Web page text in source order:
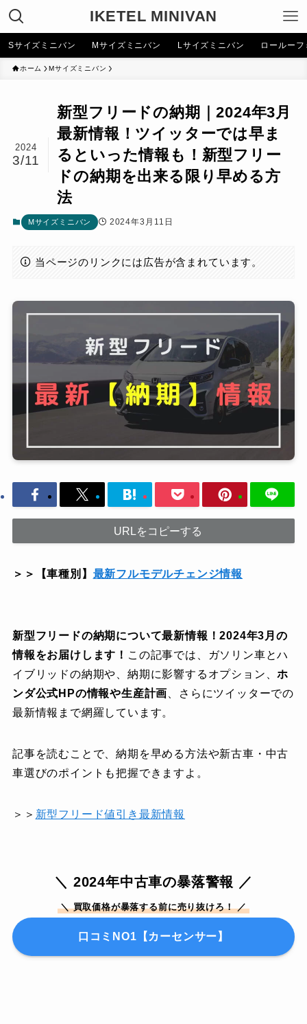
IKETEL MINIVAN
Sサイズミニバン Mサイズミニバン Lサイズミニバン ロールー
ホーム Mサイズミニバン
新型フリードの納期｜2024年3月
最新情報！ツイッターでは早ま
るといった情報も！新型フリー
ドの納期を出来る限り早める方
法
2024
3/11
Mサイズミニバン 2024年3月11日
当ページのリンクには広告が含まれています。
URLをコピーする
＞＞【車種別】 最新フルモデルチェンジ情報
新型フリードの納期について最新情報！2024年3月の
情報をお届けします！ この記事では、ガソリン車とハ
イブリッドの納期や、納期に影響するオプション、ホ
ンダ公式HPの情報や生産計画 、さらにツイッターでの
最新情報まで網羅しています。
記事を読むことで、納期を早める方法や新古車・中古
車選びのポイントも把握できますよ。
＞＞ 新型フリード値引き最新情報
＼ 2024年中古車の暴落警報 ／
＼ 買取価格が暴落する前に売り抜けろ！ ／
口コミNO1【カーセンサー】